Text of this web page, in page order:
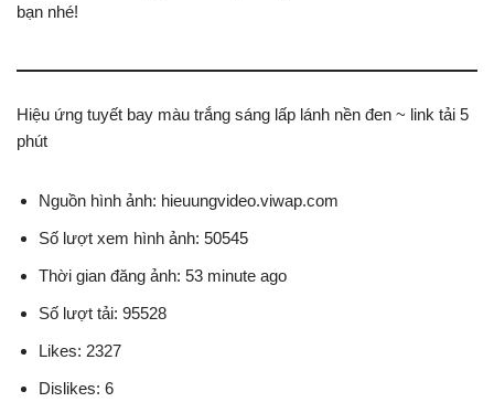
bạn nhé!
Hiệu ứng tuyết bay màu trắng sáng lấp lánh nền đen ~ link tải 5
phút
Nguồn hình ảnh: hieuungvideo.viwap.com
Số lượt xem hình ảnh: 50545
Thời gian đăng ảnh: 53 minute ago
Số lượt tải: 95528
Likes: 2327
Dislikes: 6